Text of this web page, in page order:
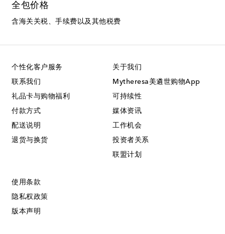
全包价格
含海关关税、手续费以及其他税费
个性化客户服务
联系我们
礼品卡与购物福利
付款方式
配送说明
退货与换货
关于我们
Mytheresa美遴世购物App
可持续性
媒体资讯
工作机会
投资者关系
联盟计划
使用条款
隐私权政策
版本声明